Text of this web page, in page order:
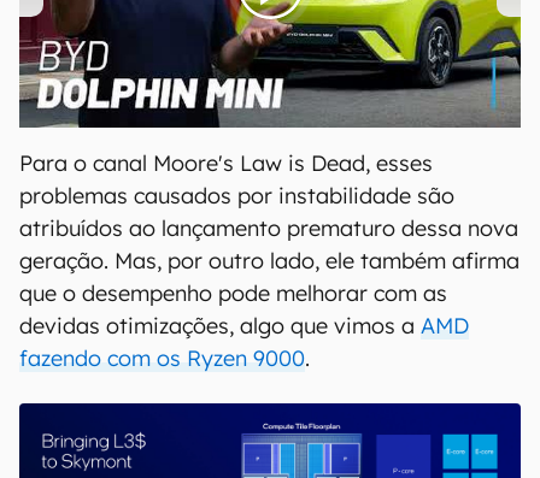
00:00/04:07
Para o canal Moore's Law is Dead, esses
problemas causados por instabilidade são
atribuídos ao lançamento prematuro dessa nova
geração. Mas, por outro lado, ele também afirma
que o desempenho pode melhorar com as
devidas otimizações, algo que vimos a AMD
fazendo com os Ryzen 9000.